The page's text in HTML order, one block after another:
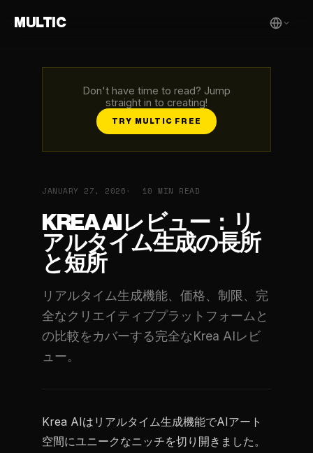
MULTIC
Don't have time to read? Jump
straight in to creating!
TRY MULTIC FREE
JANUARY 27, 2026 10 MIN READ
KREA AIレビュー：リ
アルタイム生成の長所
と短所
リアルタイム生成機能、価格、制限、完
全なクリエイティブプラットフォームと
の比較をカバーする完全なKrea AIレビ
ュー。
Krea AIはリアルタイム生成機能でAIアート
空間にユニークなニッチを切り開きました。